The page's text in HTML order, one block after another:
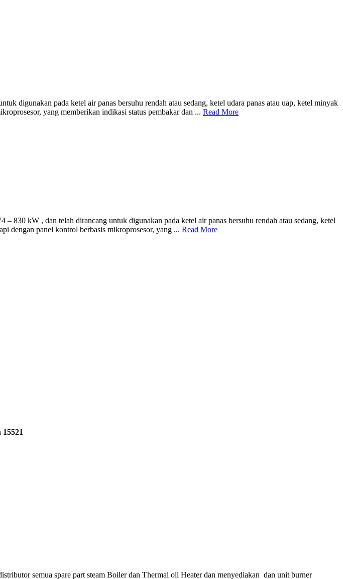
digunakan pada ketel air panas bersuhu rendah atau sedang, ketel udara panas atau uap, ketel minyak
yang memberikan indikasi status pembakar dan ... Read More
kW , dan telah dirancang untuk digunakan pada ketel air panas bersuhu rendah atau sedang, ketel
dengan panel kontrol berbasis mikroprosesor, yang ... Read More
semua spare part steam Boiler dan Thermal oil Heater dan menyediakan dan unit burner